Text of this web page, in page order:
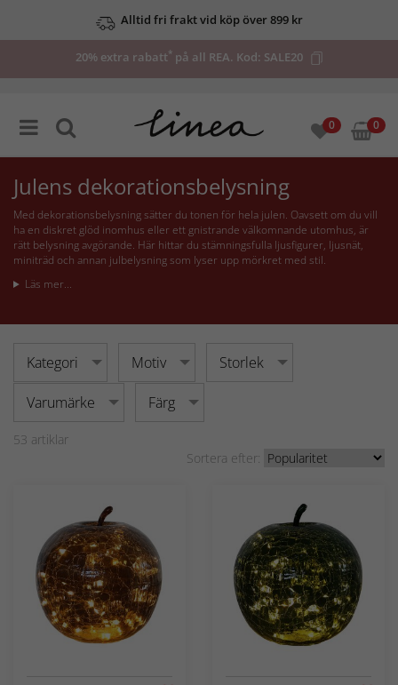
Upp till 50% på utvalda deals
20% extra rabatt*på all REA. Kod: SALE20
0 0
Julens dekorationsbelysning
Med dekorationsbelysning sätter du tonen för hela julen. Oavsett om du vill
ha en diskret glöd inomhus eller ett gnistrande välkomnande utomhus, är
rätt belysning avgörande. Här hittar du stämningsfulla ljusfigurer, ljusnät,
miniträd och annan julbelysning som lyser upp mörkret med stil.
Läs mer...
Kategori Motiv Storlek
Varumärke Färg
53 artiklar
Sortera efter: